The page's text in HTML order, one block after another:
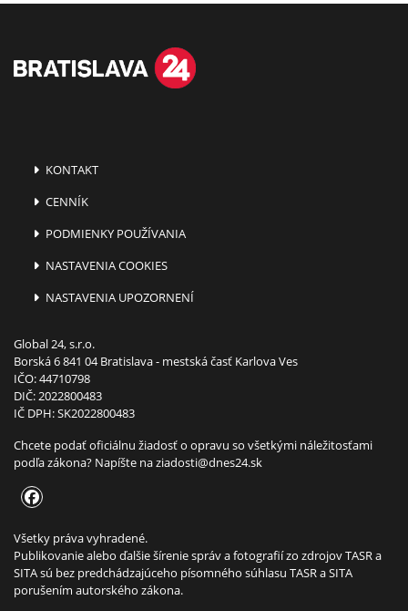
KONTAKT
CENNÍK
PODMIENKY POUŽÍVANIA
NASTAVENIA COOKIES
NASTAVENIA UPOZORNENÍ
Global 24, s.r.o.
Borská 6 841 04 Bratislava - mestská časť Karlova Ves
IČO: 44710798
DIČ: 2022800483
IČ DPH: SK2022800483
Chcete podať oficiálnu žiadosť o opravu so všetkými náležitosťami
podľa zákona? Napíšte naziadosti@dnes24.sk
Všetky práva vyhradené.
Publikovanie alebo ďalšie šírenie správ a fotografií zo zdrojov TASR a
SITA sú bez predchádzajúceho písomného súhlasu TASR a SITA
porušením autorského zákona.